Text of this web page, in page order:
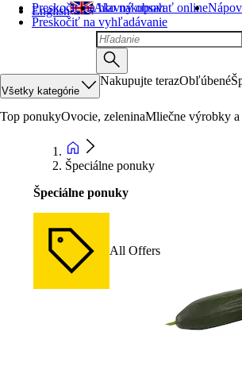
Preskočiť na hlavný obsah
Preskočiť na vyhľadávanie
English Ako nakupovať online
Všetky kategórie
Nakupujte terazObľúbené
Top ponukyOvocie, zeleninaMliečne výrobky a
Špeciálne ponuky
Špeciálne ponuky
All Offers